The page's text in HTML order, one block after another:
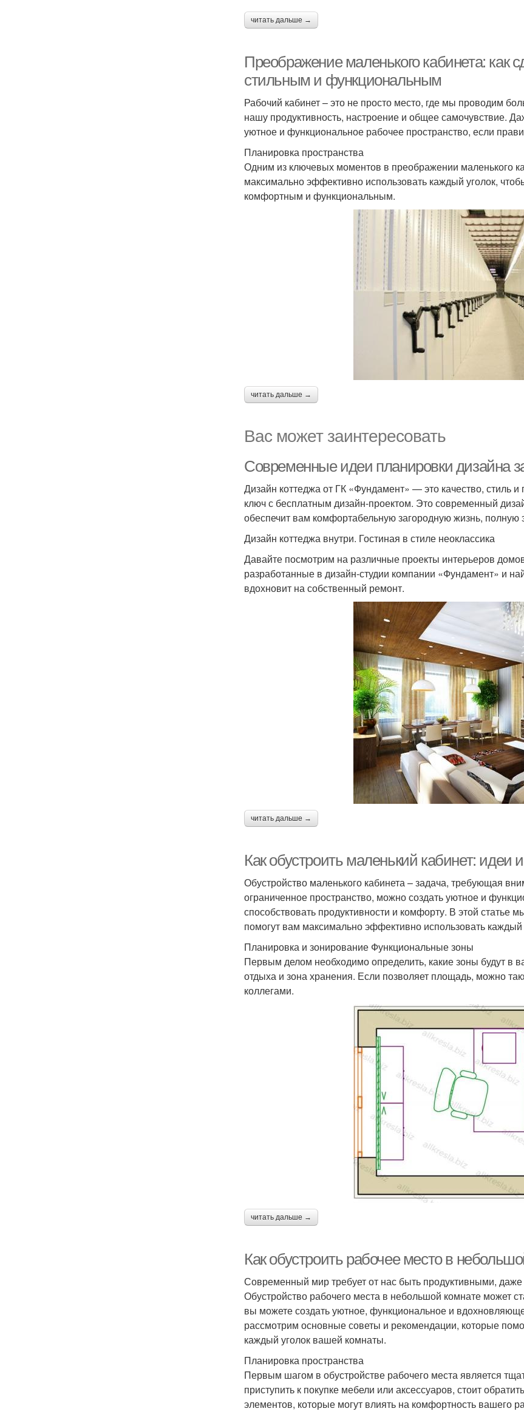
читать дальше →
Преображение маленького кабинета: как
стильным и функциональным
Рабочий кабинет – это не просто место, где мы проводим
нашу продуктивность, настроение и общее самочувствие.
уютное и функциональное рабочее пространство, если
Планировка пространства
Одним из ключевых моментов в преображении маленького
максимально эффективно использовать каждый уголок,
комфортным и функциональным.
читать дальше →
Вас может заинтересовать
Современные идеи планировки дизайна
Дизайн коттеджа от ГК «Фундамент» — это качество, стиль
ключ с бесплатным дизайн-проектом. Это современный
обеспечит вам комфортабельную загородную жизнь, полную
Дизайн коттеджа внутри. Гостиная в стиле неоклассика
Давайте посмотрим на различные проекты интерьеров
разработанные в дизайн-студии компании «Фундамент» и
вдохновит на собственный ремонт.
читать дальше →
Как обустроить маленький кабинет: идеи
Обустройство маленького кабинета – задача, требующая
ограниченное пространство, можно создать уютное и
способствовать продуктивности и комфорту. В этой
помогут вам максимально эффективно использовать каждый
Планировка и зонирование Функциональные зоны
Первым делом необходимо определить, какие зоны будут в
отдыха и зона хранения. Если позволяет площадь, можно
коллегами.
читать дальше →
Как обустроить рабочее место в
Современный мир требует от нас быть продуктивными, даже
Обустройство рабочего места в небольшой комнате может
вы можете создать уютное, функциональное и
рассмотрим основные советы и рекомендации, которые
каждый уголок вашей комнаты.
Планировка пространства
Первым шагом в обустройстве рабочего места является
приступить к покупке мебели или аксессуаров, стоит
элементов, которые могут влиять на комфортность вашего